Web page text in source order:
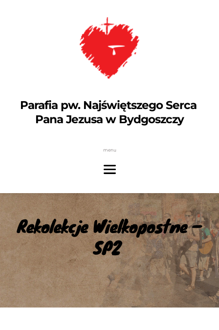
Parafia pw. Najświętszego Serca
Pana Jezusa w Bydgoszczy
menu
Rekolekcje Wielkopostne –
SP2